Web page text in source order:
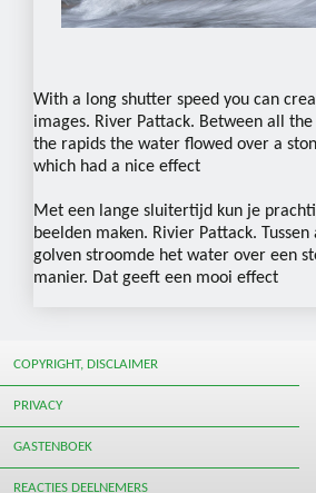
With a long shutter speed you can
images. River Pattack. Between all
the rapids the water flowed over a
which had a nice effect
Met een lange sluitertijd kun je
beelden maken. Rivier Pattack.
golven stroomde het water over een
manier. Dat geeft een mooi effect
COPYRIGHT, DISCLAIMER
PRIVACY
GASTENBOEK
REACTIES DEELNEMERS